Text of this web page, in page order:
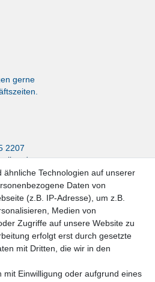
gerne
2207
abonieren
NACHNAME
ähnliche Technologien auf unserer
Daten von
(z.B. IP-Adresse), um z.B.
Medien von
Zugriffe auf unsere Website zu
erfolgt erst durch gesetzte
mit Dritten, die wir in den
mit Einwilligung oder aufgrund eines